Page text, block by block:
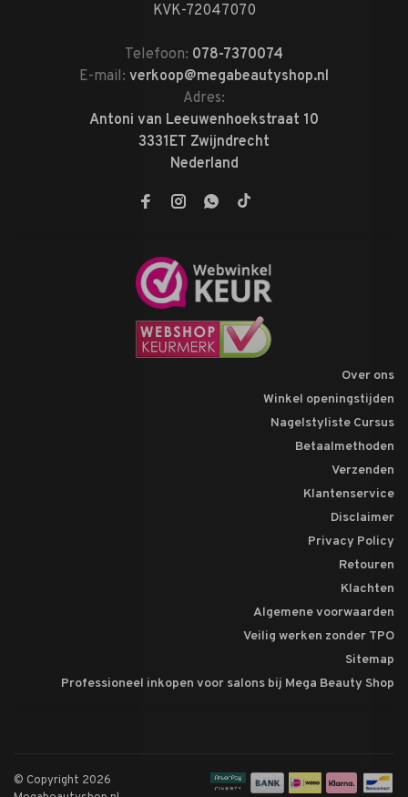
KVK-72047070
Telefoon: 078-7370074
E-mail: verkoop@megabeautyshop.nl
Adres:
Antoni van Leeuwenhoekstraat 10
3331ET Zwijndrecht
Nederland
Over ons
Winkel openingstijden
Nagelstyliste Cursus
Betaalmethoden
Verzenden
Klantenservice
Disclaimer
Privacy Policy
Retouren
Klachten
Algemene voorwaarden
Veilig werken zonder TPO
Sitemap
Professioneel inkopen voor salons bij Mega Beauty Shop
© Copyright 2026